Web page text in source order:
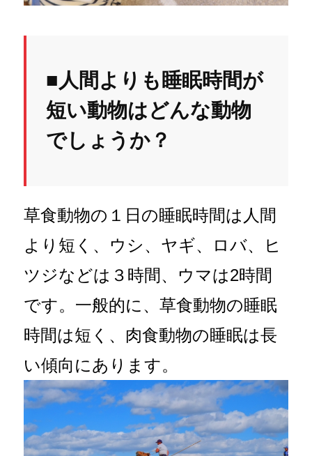
■人間よりも睡眠時間が
短い動物はどんな動物
でしょうか？
草食動物の１日の睡眠時間は人間
より短く、ウシ、ヤギ、ロバ、ヒ
ツジなどは３時間、ウマは2時間
です。一般的に、草食動物の睡眠
時間は短く、肉食動物の睡眠は長
い傾向にあります。